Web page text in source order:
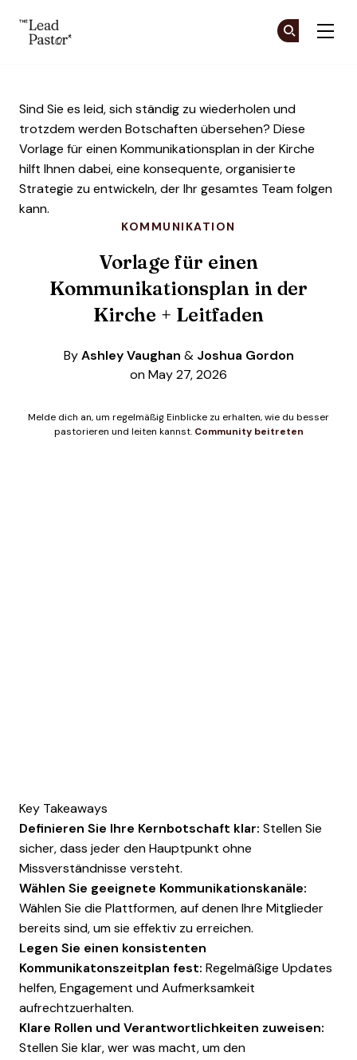
KOMMUNIKATION
Vorlage für einen
Kommunikationsplan in der
Kirche + Leitfaden
By Ashley Vaughan & Joshua Gordon
on May 27, 2026
Melde dich an, um regelmäßig Einblicke zu erhalten, wie du besser
pastorieren und leiten kannst.Community beitreten
Sind Sie es leid, sich ständig zu wiederholen und
trotzdem werden Botschaften übersehen? Diese
Vorlage für einen Kommunikationsplan in der Kirche
hilft Ihnen dabei, eine konsequente, organisierte
Strategie zu entwickeln, der Ihr gesamtes Team folgen
kann.
Key Takeaways
Definieren Sie Ihre Kernbotschaft klar: Stellen Sie
sicher, dass jeder den Hauptpunkt ohne
Missverständnisse versteht.
Wählen Sie geeignete Kommunikationskanäle:
Wählen Sie die Plattformen, auf denen Ihre Mitglieder
bereits sind, um sie effektiv zu erreichen.
Legen Sie einen konsistenten
Kommunikatonszeitplan fest: Regelmäßige Updates
helfen, Engagement und Aufmerksamkeit
aufrechtzuerhalten.
Klare Rollen und Verantwortlichkeiten zuweisen:
Stellen Sie klar, wer was macht, um den